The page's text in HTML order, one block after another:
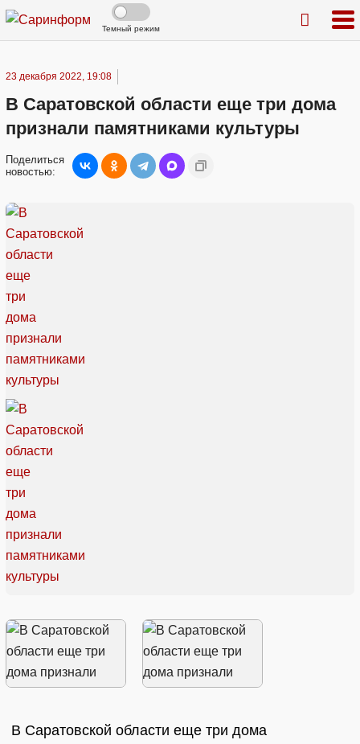
Темный режим
23 декабря 2022, 19:08
В Саратовской области еще три дома
признали памятниками культуры
Поделиться
новостью:
В Саратовской области еще три дома